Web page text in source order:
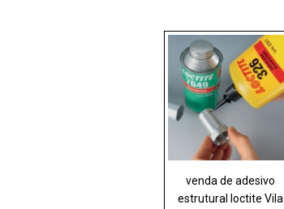
venda de adesivo
estrutural loctite Vila